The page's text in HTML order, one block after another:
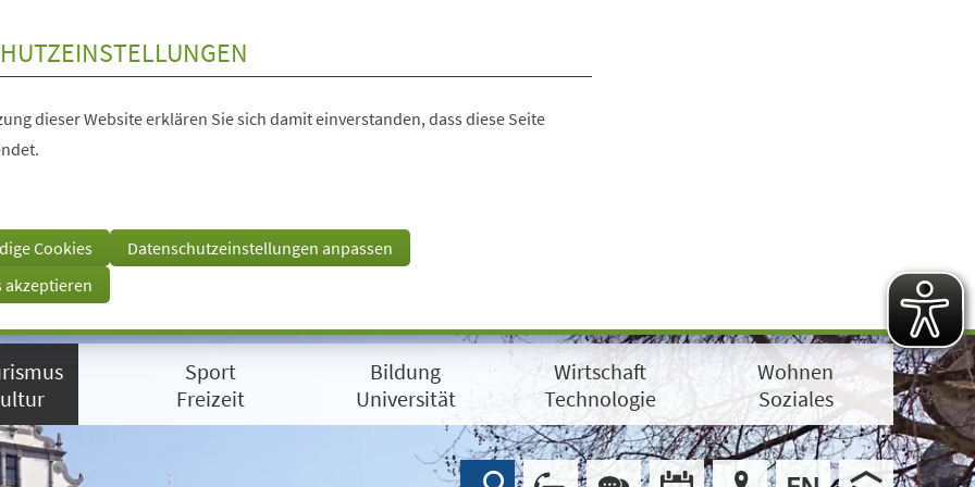
dieser Website erklären Sie sich damit einverstanden, dass diese Seite
Cookies
Datenschutzeinstellungen anpassen
akzeptieren
Sport
Freizeit
Bildung
Universität
Wirtschaft
Technologie
Wohnen
Soziales